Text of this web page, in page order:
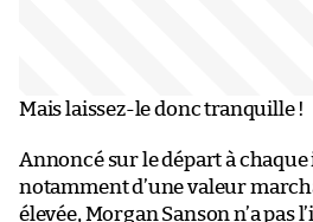
Mais laissez-le donc tranquille !
Annoncé sur le départ à
notamment d’une valeur
élevée, Morgan Sanson n’a pas